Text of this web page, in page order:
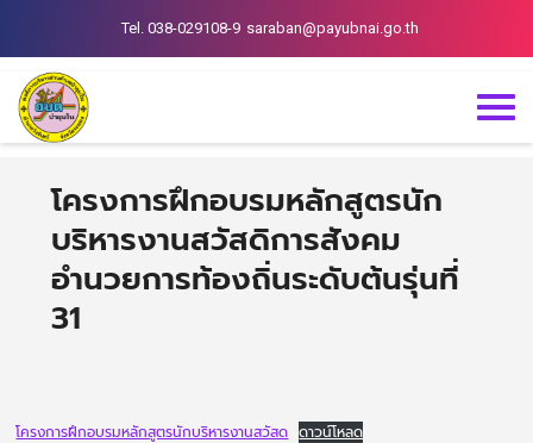
Tel. 038-029108-9 saraban@payubnai.go.th
โครงการฝึกอบรมหลักสูตรนัก
บริหารงานสวัสดิการสังคม
อำนวยการท้องถิ่นระดับต้นรุ่นที่
31
โครงการฝึกอบรมหลักสูตรนักบริหารงานสวัสด ดาวน์โหลด